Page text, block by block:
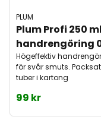
PLUM
Plum Profi 250 ml
handrengöring
Högeffektiv
för svår smuts.
tuber i kartong
99 kr